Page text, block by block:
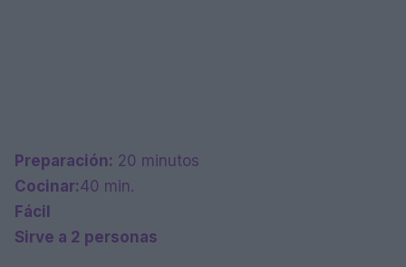
Preparación: 20 minutos
Cocinar:40 min.
Fácil
Sirve a 2 personas